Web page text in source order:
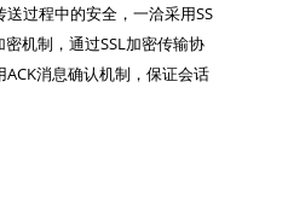
过程中的安全，一洽采用SS
机制，通过SSL加密传输协
消息确认机制，保证会话